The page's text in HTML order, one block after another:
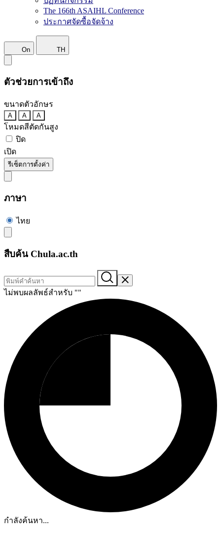
The 166th ASAIHL Conference
ประกาศจัดซื้อจัดจ้าง
On TH
ตัวช่วยการเข้าถึง
ขนาดตัวอักษร
A A A
โหมดสีตัดกันสูง
ปิด
เปิด
รีเซ็ตการตั้งค่า
ภาษา
ไทย
สืบค้น Chula.ac.th
ไม่พบผลลัพธ์สำหรับ ""
กำลังค้นหา...